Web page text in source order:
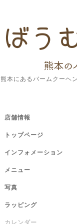
熊本にあるバームクーヘ
店舗情報
トップページ
インフォメーション
メニュー
写真
ラッピング
カレンダー